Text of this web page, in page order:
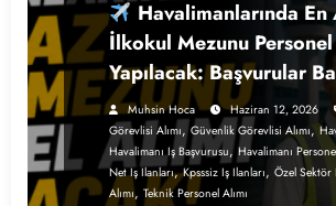
Havalimanlarında En
İlkokul Mezunu Personel
Yapılacak: Başvurular
Muhsin Hoca Haziran 12, 2026
Görevlisi Alımı,Güvenlik Görevlisi Alımı,
Havalimanı Iş Başvurusu, Havalimanı
Net Iş Ilanları,Kpsssiz Iş Ilanları, Özel Sektör
Alımı, Teknik Personel Alımı